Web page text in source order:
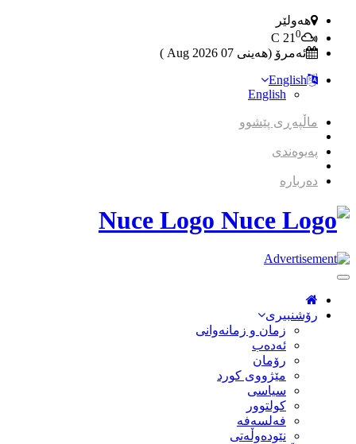
هەولێر
21 0
ئەمرۆ (هەینی 07 2026 Aug )
English
English
ماڵپەڕی پێشوو
پەیوەندی
دەربارە
Nuce Logo
Toggle
Navigation
رۆشنبیری
زمان و زمانه‌وانی
ئەدەب
رۆمان
مێژووى کورد
سیاسى
کولتوور
فەلسەفە
نێودەوڵەتی